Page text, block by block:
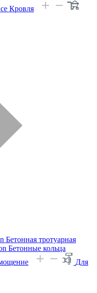
Кровля
Бетонная тротуарная
Бетонные кольца
Для